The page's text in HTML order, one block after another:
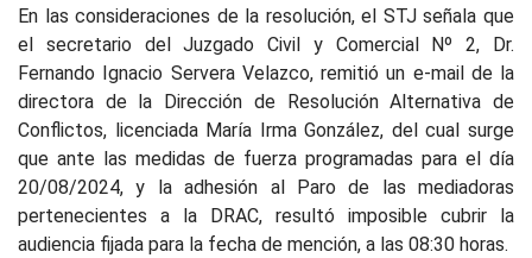
En las consideraciones de la resolución, el STJ señala que
el secretario del Juzgado Civil y Comercial Nº 2, Dr.
Fernando Ignacio Servera Velazco, remitió un e-mail de la
directora de la Dirección de Resolución Alternativa de
Conflictos, licenciada María Irma González, del cual surge
que ante las medidas de fuerza programadas para el día
20/08/2024, y la adhesión al Paro de las mediadoras
pertenecientes a la DRAC, resultó imposible cubrir la
audiencia fijada para la fecha de mención, a las 08:30 horas.